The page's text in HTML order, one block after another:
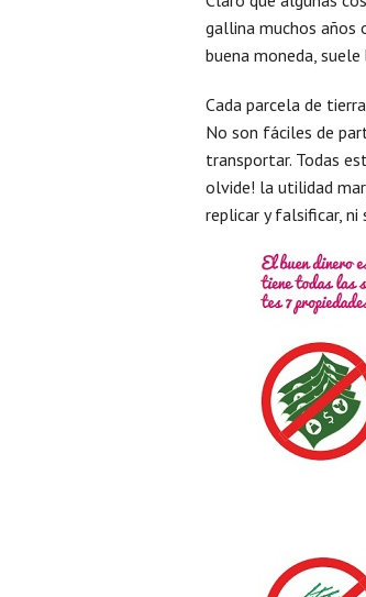
gallina muchos años
buena moneda,
Cada parcela de
No son fáciles de
transportar. Todas
olvide! la utilidad
replicar y falsificar, ni